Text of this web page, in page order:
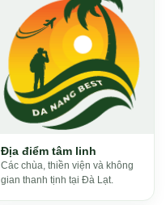
Địa điểm tâm linh
Các chùa, thiền viện và không
gian thanh tịnh tại Đà Lạt.